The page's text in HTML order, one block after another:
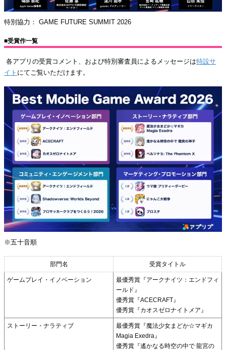
特別協力： GAME FUTURE SUMMIT 2026
■受賞作一覧
各アプリの受賞コメント、および特別審査員によるメッセージは特設サ
イト にてご覧いただけます。
※五十音順
部門名 受賞タイトル
ゲームプレイ・イノベーション
最優秀賞『アークナイツ：エンドフィ
ールド』
優秀賞『ACECRAFT』
優秀賞『カオスゼロナイトメア』
ストーリー・ナラティブ
最優秀賞『魔法少女まどか☆マギカ
Magia Exedra』
優秀賞『遙かなる時空の中で 龍宮の